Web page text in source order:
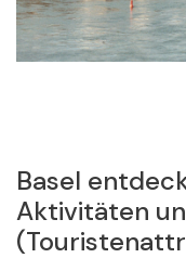
Basel
Aktivitäten